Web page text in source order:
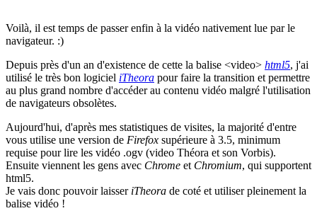
Voilà, il est temps de passer enfin à la vidéo nativement lue par le
navigateur. :)
Depuis près d'un an d'existence de cette la balise <video> html5, j'ai
utilisé le très bon logiciel iTheora pour faire la transition et permettre
au plus grand nombre d'accéder au contenu vidéo malgré l'utilisation
de navigateurs obsolètes.
Aujourd'hui, d'après mes statistiques de visites, la majorité d'entre
vous utilise une version de Firefox supérieure à 3.5, minimum
requise pour lire les vidéo .ogv (video Théora et son Vorbis).
Ensuite viennent les gens avec Chrome et Chromium, qui supportent
html5.
Je vais donc pouvoir laisser iTheora de coté et utiliser pleinement la
balise vidéo !